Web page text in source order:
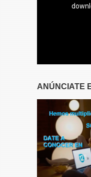
ANÚNCIATE